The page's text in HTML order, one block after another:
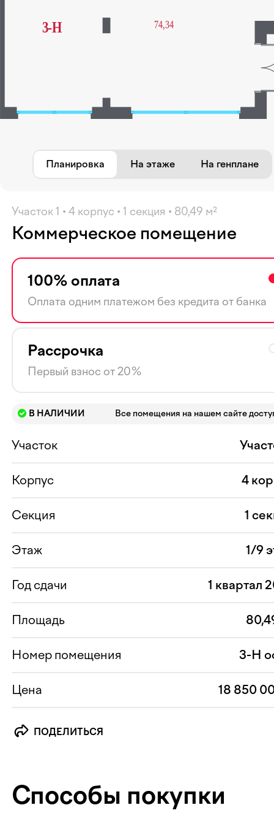
Планировка На этаже На генплане
Участок 1 • 4 корпус • 1 секция • 80,49 м²
Коммерческое помещение
100% оплата
Оплата одним платежом без кредита от банка
Рассрочка
Первый взнос от 20%
В НАЛИЧИИ Все помещения на нашем сайте
Участок
Корпус 4
Секция 1
Этаж 1/9
Год сдачи 1 квартал
Площадь
Номер помещения 3-Н
Цена 18 850
ПОДЕЛИТЬСЯ
Способы покупки